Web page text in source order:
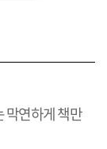
막연하게 책만